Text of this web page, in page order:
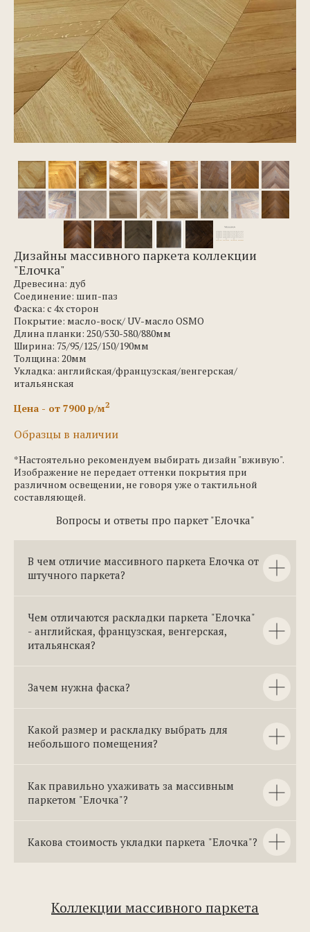
Дизайны массивного паркета коллекции
"Елочка"
Древесина: дуб
Соединение: шип-паз
Фаска: с 4х сторон
Покрытие: масло-воск/ UV-масло OSMO
Длина планки: 250/530-580/880мм
Ширина: 75/95/125/150/190мм
Толщина: 20мм
Укладка: английская/французская/венгерская/
итальянская
Цена - от 7900 р/м2
Образцы в наличии
*Настоятельно рекомендуем выбирать дизайн "вживую".
Изображение не передает оттенки покрытия при
различном освещении, не говоря уже о тактильной
составляющей.
Вопросы и ответы про паркет "Елочка"
В чем отличие массивного паркета Елочка от
штучного паркета?
Чем отличаются раскладки паркета "Елочка"
- английская, французская, венгерская,
итальянская?
Зачем нужна фаска?
Какой размер и раскладку выбрать для
небольшого помещения?
Как правильно ухаживать за массивным
паркетом "Елочка"?
Какова стоимость укладки паркета "Елочка"?
Коллекции массивного паркета